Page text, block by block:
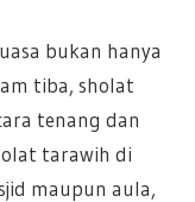
bukan hanya
tiba, sholat
tenang dan
tarawih di
maupun aula,